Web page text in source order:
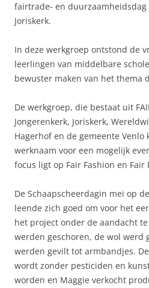
fairtrade- en duurzaamheidsdag
Joriskerk.
In deze werkgroep ontstond de
leerlingen van middelbare
bewuster maken van het thema
De werkgroep, die bestaat uit
Jongerenkerk, Joriskerk,
Hagerhof en de gemeente Venlo
werknaam voor een mogelijk
focus ligt op Fair Fashion en Fair
De Schaapscheerdagin mei op
leende zich goed om voor het
het project onder de aandacht
werden geschoren, de wol werd
werden gevilt tot armbandjes.
wordt zonder pesticiden en
worden en Maggie verkocht